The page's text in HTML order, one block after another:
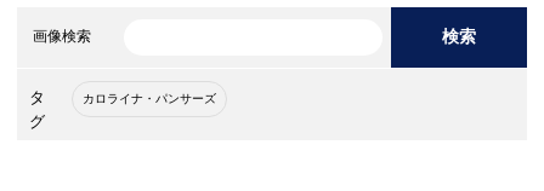
画像検索 検索
タ
グ
カロライナ・パンサーズ